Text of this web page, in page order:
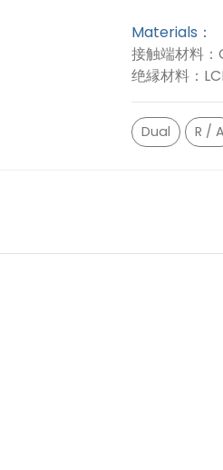
Materials：
接触端材料
绝縁材料：
Dual R / A